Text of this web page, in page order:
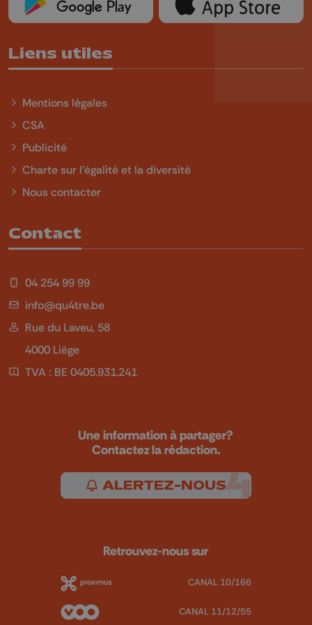
Liens utiles
Mentions légales
CSA
Publicité
Charte sur l'égalité et la diversité
Nous contacter
Contact
04 254 99 99
info@qu4tre.be
Rue du Laveu, 58
4000 Liège
TVA : BE 0405.931.241
Une information à partager?
Contactez la rédaction.
ALERTEZ-NOUS
Retrouvez-nous sur
CANAL 10/166
CANAL 11/12/55